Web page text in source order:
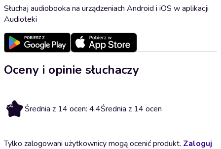
Słuchaj audiobooka na urządzeniach Android i iOS w aplikacji
Audioteki
Oceny i opinie słuchaczy
4.4 Średnia z 14 ocen: 4.4Średnia z 14 ocen
Tylko zalogowani użytkownicy mogą ocenić produkt. Zaloguj